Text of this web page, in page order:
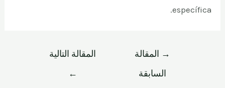
específica.
→ المقالة
السابقة
المقالة التالية
←